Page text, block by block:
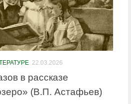
22.03.2026
в рассказе
(В.П. Астафьев)